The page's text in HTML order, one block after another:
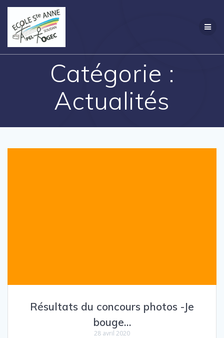
Catégorie :
Actualités
Résultats du concours photos -Je
bouge…
28 avril 2020